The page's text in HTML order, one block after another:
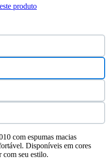
produto
com espumas macias
Disponíveis em cores
com seu estilo.